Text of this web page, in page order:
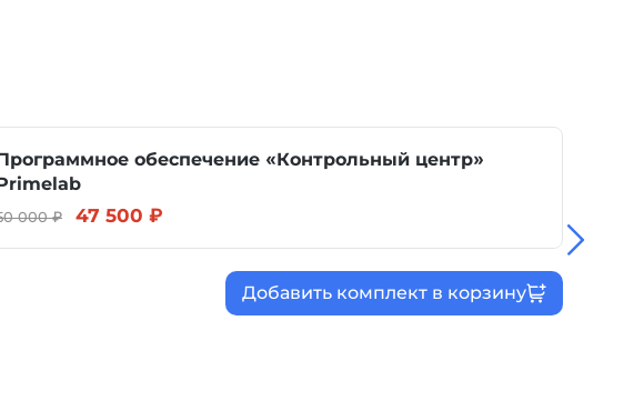
обеспечение «Контрольный центр»
000 ₽ 47 500 ₽
Добавить комплект в корзину